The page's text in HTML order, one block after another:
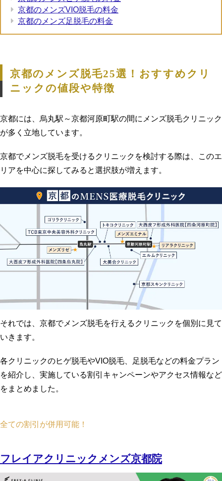
京都のメンズVIO脱毛の料金
京都のメンズ足脱毛の料金
京都のメンズ脱毛25選！おすすめクリ
ニックの値段や特徴
京都には、烏丸駅～京都河原町駅の間にメンズ脱毛クリニック
が多く立地しています。
京都でメンズ脱毛を受けるクリニックを検討する際は、このエ
リアを中心に探してみると選択肢が増えます。
それでは、京都でメンズ脱毛を行えるクリニックを個別に見て
いきます。
各クリニックのヒゲ脱毛やVIO脱毛、足脱毛などの料金プラン
を紹介し、実施している割引キャンペーンやアクセス情報など
をまとめました。
全ての割引が併用可能！
フレイアクリニックメンズ京都院